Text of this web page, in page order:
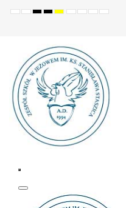
Ustawienia
TrybWysoki
Wysoki
Wysoki
SetSetMake
Set